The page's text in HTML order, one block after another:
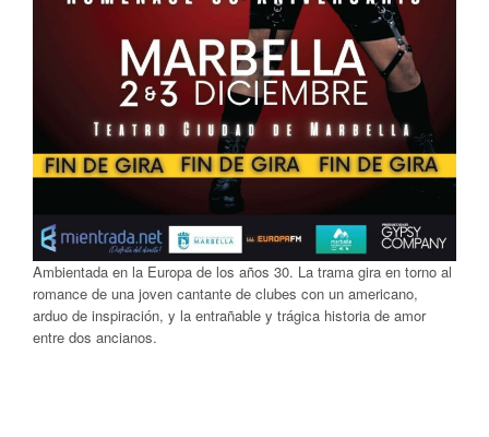
Ambientada en la Europa de los años 30. La trama gira en torno al
romance de una joven cantante de clubes con un americano,
arduo de inspiración, y la entrañable y trágica historia de amor
entre dos ancianos.